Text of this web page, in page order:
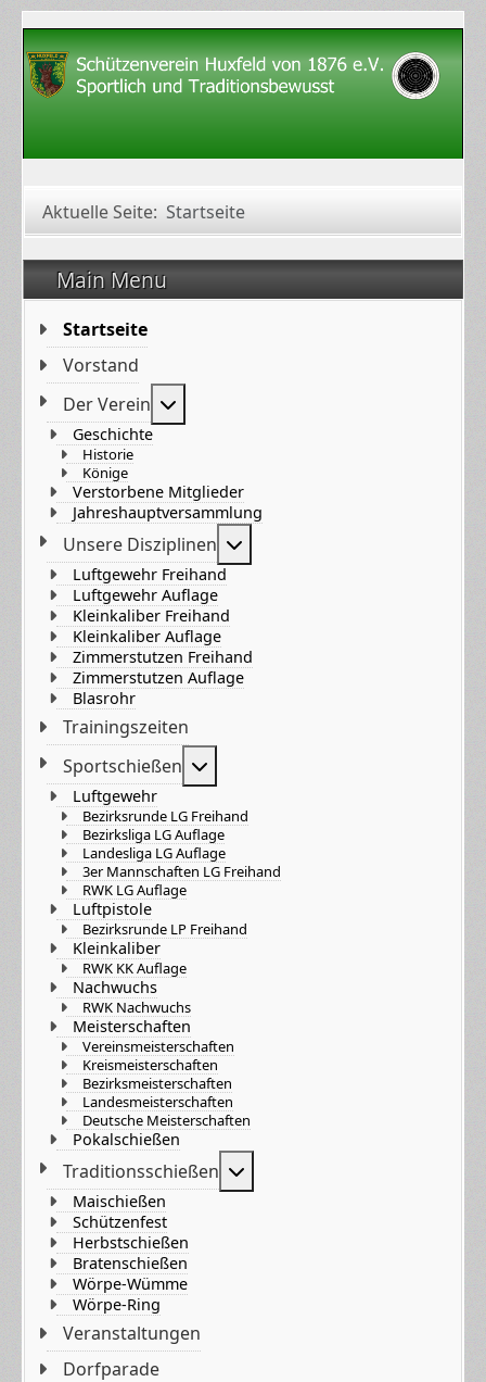
Aktuelle Seite: Startseite
Main Menu
Startseite
Vorstand
Der Verein
Geschichte
Historie
Könige
Verstorbene Mitglieder
Jahreshauptversammlung
Unsere Disziplinen
Luftgewehr Freihand
Luftgewehr Auflage
Kleinkaliber Freihand
Kleinkaliber Auflage
Zimmerstutzen Freihand
Zimmerstutzen Auflage
Blasrohr
Trainingszeiten
Sportschießen
Luftgewehr
Bezirksrunde LG Freihand
Bezirksliga LG Auflage
Landesliga LG Auflage
3er Mannschaften LG Freihand
RWK LG Auflage
Luftpistole
Bezirksrunde LP Freihand
Kleinkaliber
RWK KK Auflage
Nachwuchs
RWK Nachwuchs
Meisterschaften
Vereinsmeisterschaften
Kreismeisterschaften
Bezirksmeisterschaften
Landesmeisterschaften
Deutsche Meisterschaften
Pokalschießen
Traditionsschießen
Maischießen
Schützenfest
Herbstschießen
Bratenschießen
Wörpe-Wümme
Wörpe-Ring
Veranstaltungen
Dorfparade